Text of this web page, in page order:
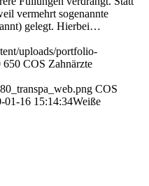
vermehrt sogenannte
gelegt. Hierbei…
uploads/portfolio-
650 COS Zahnärzte
COS
01-16 15:14:34Weiße